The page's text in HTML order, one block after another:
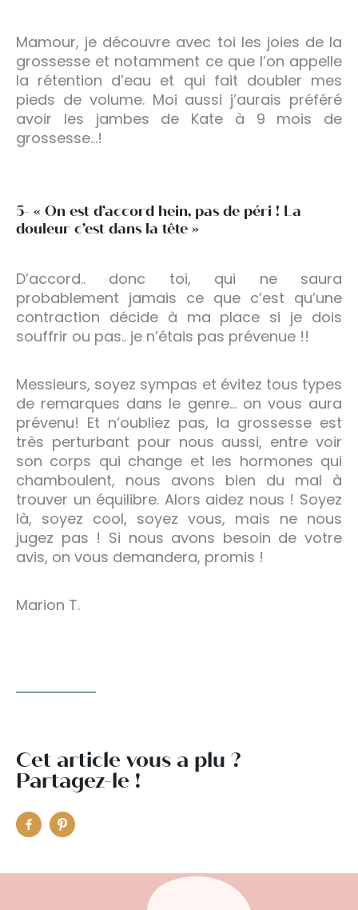
Mamour, je découvre avec toi les joies de la
grossesse et notamment ce que l’on appelle
la rétention d’eau et qui fait doubler mes
pieds de volume. Moi aussi j’aurais préféré
avoir les jambes de Kate à 9 mois de
grossesse…!
5- « On est d’accord hein, pas de péri ! La
douleur c’est dans la tête »
D’accord.. donc toi, qui ne saura
probablement jamais ce que c’est qu’une
contraction décide à ma place si je dois
souffrir ou pas.. je n’étais pas prévenue !!
Messieurs, soyez sympas et évitez tous types
de remarques dans le genre… on vous aura
prévenu! Et n’oubliez pas, la grossesse est
très perturbant pour nous aussi, entre voir
son corps qui change et les hormones qui
chamboulent, nous avons bien du mal à
trouver un équilibre. Alors aidez nous ! Soyez
là, soyez cool, soyez vous, mais ne nous
jugez pas ! Si nous avons besoin de votre
avis, on vous demandera, promis !
Marion T.
Cet article vous a plu ?
Partagez-le !